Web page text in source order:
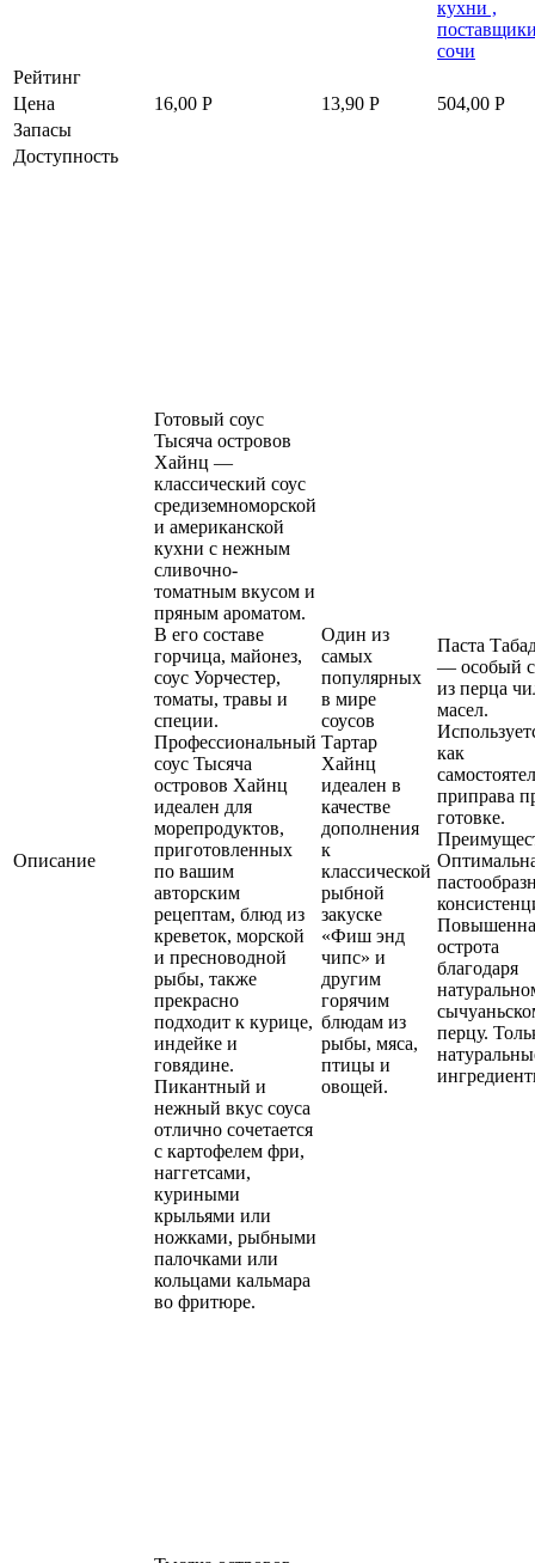
Рейтинг
Цена
16,00 Р 13,90 Р 504,00 Р
Запасы
Доступность
Описание
Готовый соус
Тысяча островов
Хайнц —
классический соус
средиземноморской
и американской
кухни с нежным
сливочно-
томатным вкусом и
пряным ароматом.
В его составе
горчица, майонез,
соус Уорчестер,
томаты, травы и
специи.
Профессиональный
соус Тысяча
островов Хайнц
идеален для
морепродуктов,
приготовленных
по вашим
авторским
рецептам, блюд из
креветок, морской
и пресноводной
рыбы, также
прекрасно
подходит к курице,
индейке и
говядине.
Пикантный и
нежный вкус соуса
отлично сочетается
с картофелем фри,
наггетсами,
куриными
крыльями или
ножками, рыбными
палочками или
кольцами кальмара
во фритюре.
Один из
самых
популярных
в мире
соусов
Тартар
Хайнц
идеален в
качестве
дополнения
к
классической
рыбной
закуске
«Фиш энд
чипс» и
другим
горячим
блюдам из
рыбы, мяса,
птицы и
овощей.
Паста
— особый
из перца
масел.
как
приправа
готовке.
острота
благодаря
перцу.